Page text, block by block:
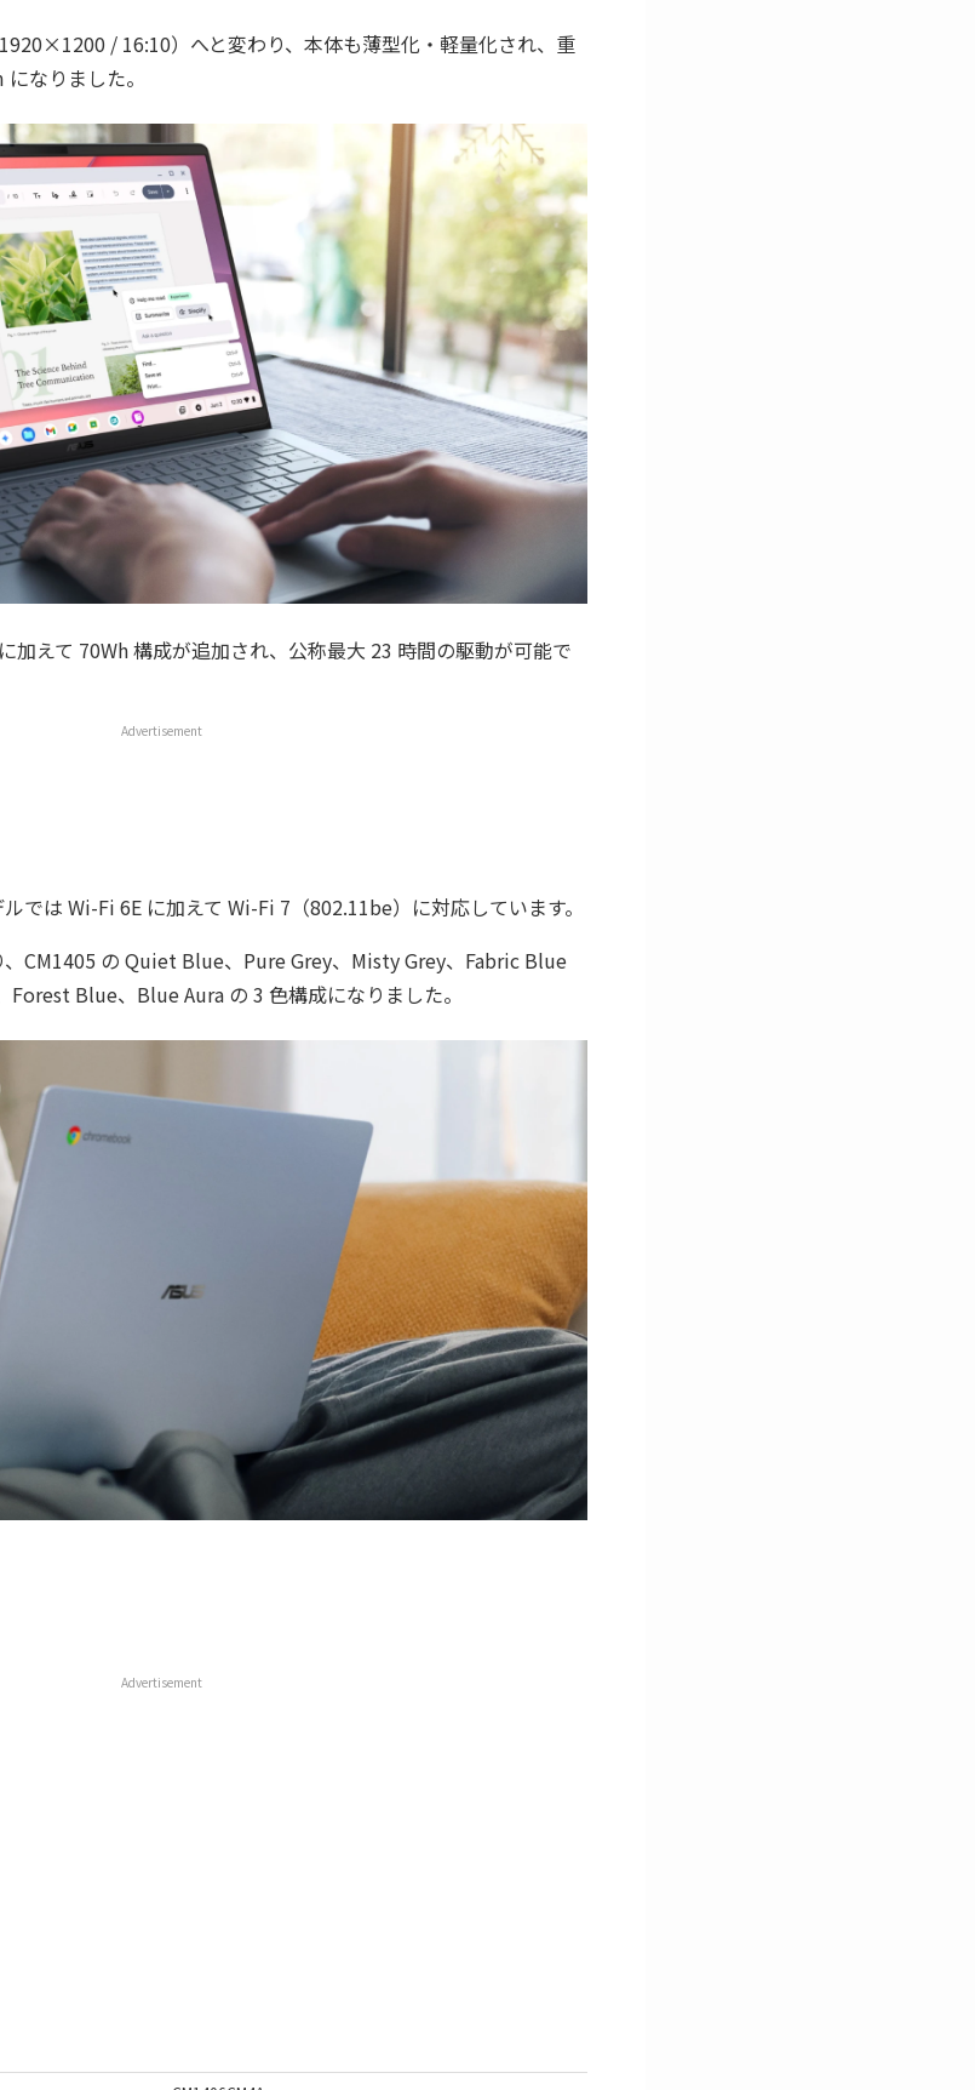
/ 16:10）へと変わり、本体も薄型化・軽量化され、重
なりました。
加えて 70Wh 構成が追加され、公称最大 23 時間の駆動が可能で
Advertisement
では Wi-Fi 6E に加えて Wi-Fi 7（802.11be）に対応しています。
CM1405 の Quiet Blue、Pure Grey、Misty Grey、Fabric Blue
Blue、Blue Aura の 3 色構成になりました。
Advertisement